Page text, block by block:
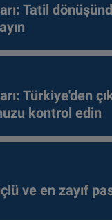
Tatil
Türkiye'den
kontrol edin
ve en zayıf